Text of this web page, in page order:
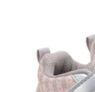
hviezdičiek.